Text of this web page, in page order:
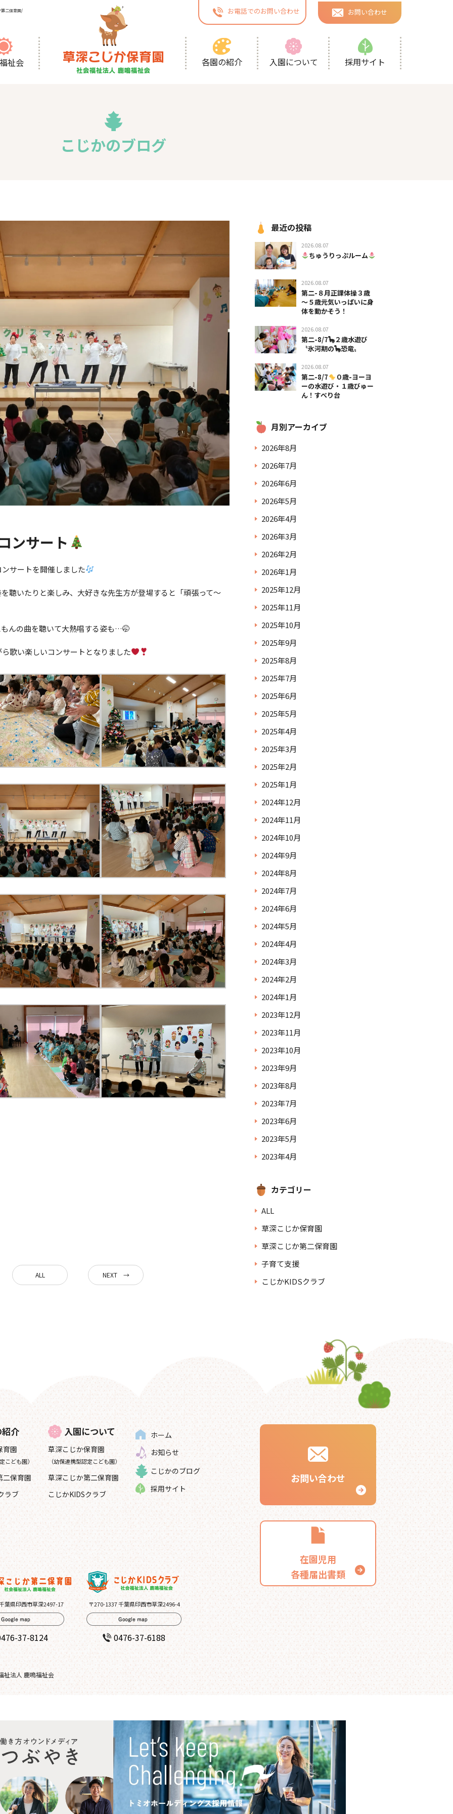
第二保育園/ お電話でのお問い合わせ お問い合わせ
祉会 各園の紹介 入園について 採用サイト
こじかのブログ
ンサート
サートを開催しました
聴いたりと楽しみ、大好きな先生方が登場すると「頑張って～
んの曲を聴いて大熱唱する姿も…🤭
歌い楽しいコンサートとなりました
ALL NEXT
最近の投稿
2026.08.07
ちゅうりっぷルーム
2026.08.07
第二-８月正課体操３歳
～５歳元気いっぱいに身
体を動かそう！
2026.08.07
第二-8/7🦕２歳水遊び
〝氷河期の🦕恐竜〟
2026.08.07
第二-8/7
０歳-ヨーヨ
ーの水遊び・１歳びゅー
ん！すべり台
月別アーカイブ
2026年8月
2026年7月
2026年6月
2026年5月
2026年4月
2026年3月
2026年2月
2026年1月
2025年12月
2025年11月
2025年10月
2025年9月
2025年8月
2025年7月
2025年6月
2025年5月
2025年4月
2025年3月
2025年2月
2025年1月
2024年12月
2024年11月
2024年10月
2024年9月
2024年8月
2024年7月
2024年6月
2024年5月
2024年4月
2024年3月
2024年2月
2024年1月
2023年12月
2023年11月
2023年10月
2023年9月
2023年8月
2023年7月
2023年6月
2023年5月
2023年4月
カテゴリー
ALL
草深こじか保育園
草深こじか第二保育園
子育て支援
こじかKIDSクラブ
介
育園
こども園）
二保育園
ラブ
入園について
草深こじか保育園
（幼保連携型認定こども園）
草深こじか第二保育園
こじかKIDSクラブ
ホーム
お知らせ
こじかのブログ
採用サイト
お問い合わせ
在園児用
各種届出書類
葉県印西市草深2497-17
37-8124
祉法人 鹿鳴福祉会
〒270-1337 千葉県印西市草深2496-4
0476-37-6188